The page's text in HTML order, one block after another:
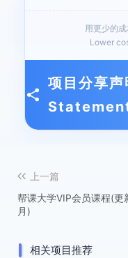
用更少的成
Lower
项目分享
上一篇
帮课大学VIP会员课程(更
月)
相关项目推荐